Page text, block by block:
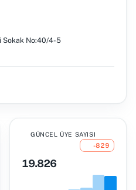
Sokak No:40/4-5
GÜNCEL ÜYE SAYISI
-829
19.826